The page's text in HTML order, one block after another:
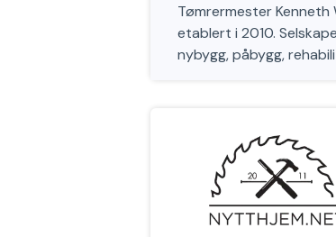
Tømrermester
etablert i 2010.
nybygg, påbygg,